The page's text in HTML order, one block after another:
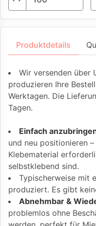
Produktdetails
Wir versenden über
produzieren Ihre
Werktagen. Die
Tagen.
Einfach
und neu positionieren
Klebematerial
selbstklebend sind.
Typischerweise mit
produziert. Es gibt
Abnehmbar &
problemlos ohne